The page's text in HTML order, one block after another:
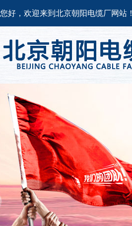
您好，欢迎来到北京朝阳电缆厂网站！